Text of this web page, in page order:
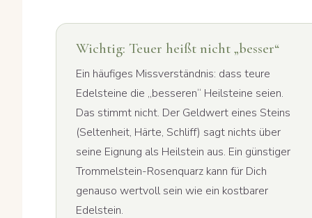
Wichtig: Teuer heißt nicht „besser“
Ein häufiges Missverständnis: dass teure
Edelsteine die „besseren“ Heilsteine seien.
Das stimmt nicht. Der Geldwert eines Steins
(Seltenheit, Härte, Schliff) sagt nichts über
seine Eignung als Heilstein aus. Ein günstiger
Trommelstein-Rosenquarz kann für Dich
genauso wertvoll sein wie ein kostbarer
Edelstein.